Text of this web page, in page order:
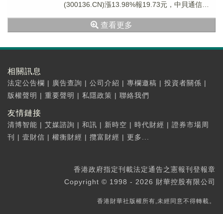
(300136.CN)漲13.98%報19.73元，中貝通信
查看更多
相關訊息
法定公告欄 | 廣告查詢 | 公司介紹 | 專欄邀稿 | 投資者關係 |
版權聲明 | 重要聲明 | 私隱政策 | 聯絡我們
友情鏈接
清博智能 | 艾媒諮詢 | 和訊 | 新時空 | 時代財經 | 證券市場周
刊
| 壹財信 | 權衡財經 | 攬富財經 | 更多...
香港政府指定刊載法定通告之憲報刊登報章
Copyright © 1998 - 2026 財華控股有限公司
香港財華社版權所有,未經同意不得轉載。